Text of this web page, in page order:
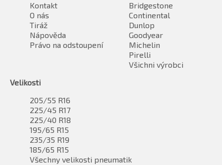
Kontakt
O nás
Tiráž
Nápověda
Právo na odstoupení
Bridgestone
Continental
Dunlop
Goodyear
Michelin
Pirelli
Všichni výrobci
Velikosti
205/55 R16
225/45 R17
225/40 R18
195/65 R15
235/35 R19
185/65 R15
Všechny velikosti pneumatik